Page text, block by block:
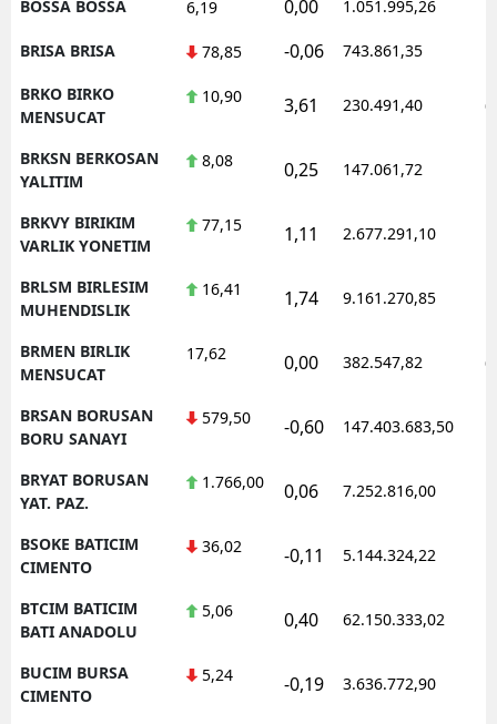
BOSSA BOSSA 6,19 0,00 1.051.995,26
BRISA BRISA 78,85 -0,06 743.861,35
BRKO BIRKO
MENSUCAT
10,90 3,61 230.491,40
BRKSN BERKOSAN
YALITIM
8,08 0,25 147.061,72
BRKVY BIRIKIM
VARLIK YONETIM
77,15 1,11 2.677.291,10
BRLSM BIRLESIM
MUHENDISLIK
16,41 1,74 9.161.270,85
BRMEN BIRLIK
MENSUCAT
17,62 0,00 382.547,82
BRSAN BORUSAN
BORU SANAYI
579,50 -0,60 147.403.683,50
BRYAT BORUSAN
YAT. PAZ.
1.766,00 0,06 7.252.816,00
BSOKE BATICIM
CIMENTO
36,02 -0,11 5.144.324,22
BTCIM BATICIM
BATI ANADOLU
5,06 0,40 62.150.333,02
BUCIM BURSA
CIMENTO
5,24 -0,19 3.636.772,90